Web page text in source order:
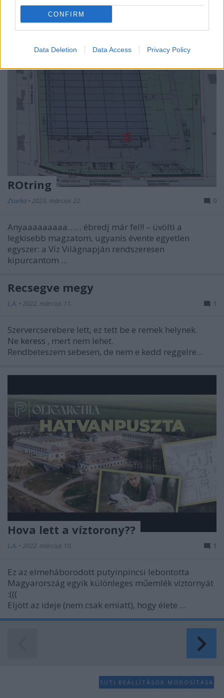
CONFIRM
Data Deletion Data Access Privacy Policy
víztornyot meg lebontották.
ROtring
Zsurka • 2023. március 22. 0
Anyaaaaaaaaa…… ébredj már fel!! – üvölti a
legkisebb magzatom, ugyanis évente egyetlen
egyszer: a Víz Világnapján rendszeresen
kipurcantom ...
Recsegve megy
L.A. • 2022. március 11. 1
Szervercserebere lett, ez tett be e remek helynek.
Ne keress , mert nem lehet.
Rendbeteszem sebesen, de nem e kedd reggelre...
Hova lett a víztorony??
L.A. • 2022. március 10. 1
Ez az elmeháborodott putyinpincsi lebontotta
Magyarország egyik különleges műemlék víztornyát
:(((
Eljött az ideje (nem csak emiatt), hogy élete ...
SÜTI BEÁLLÍTÁSOK MÓDOSÍTÁSA